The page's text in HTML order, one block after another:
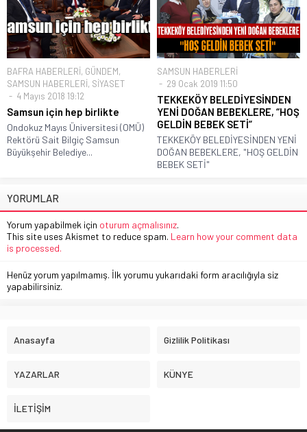
BAFRA HABERLERİ, GÜNDEM,
SAMSUN HABERLERİ, SİYASET
4 Mayıs 2018 19:12
Samsun için hep birlikte
Ondokuz Mayıs Üniversitesi (OMÜ)
Rektörü Sait Bilgiç Samsun
Büyükşehir Belediye...
SAMSUN HABERLERİ
29 Ocak 2019 11:50
TEKKEKÖY BELEDİYESİNDEN
YENİ DOĞAN BEBEKLERE, “HOŞ
GELDİN BEBEK SETİ”
TEKKEKÖY BELEDİYESİNDEN YENİ
DOĞAN BEBEKLERE, "HOŞ GELDİN
BEBEK SETİ"
YORUMLAR
Yorum yapabilmek için oturum açmalısınız.
This site uses Akismet to reduce spam. Learn how your comment data
is processed.
Henüz yorum yapılmamış. İlk yorumu yukarıdaki form aracılığıyla siz
yapabilirsiniz.
Anasayfa Gizlilik Politikası
YAZARLAR KÜNYE
İLETİŞİM